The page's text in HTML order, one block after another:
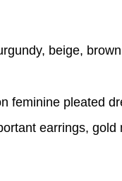
beige,
feminine pleated
earrings,